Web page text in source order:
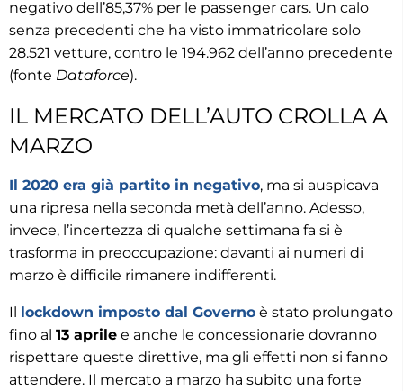
negativo dell’85,37% per le passenger cars. Un calo
senza precedenti che ha visto immatricolare solo
28.521 vetture, contro le 194.962 dell’anno precedente
(fonte Dataforce).
IL MERCATO DELL’AUTO CROLLA A
MARZO
Il 2020 era già partito in negativo, ma si auspicava
una ripresa nella seconda metà dell’anno. Adesso,
invece, l’incertezza di qualche settimana fa si è
trasforma in preoccupazione: davanti ai numeri di
marzo è difficile rimanere indifferenti.
Il lockdown imposto dal Governo è stato prolungato
fino al 13 aprile e anche le concessionarie dovranno
rispettare queste direttive, ma gli effetti non si fanno
attendere. Il mercato a marzo ha subito una forte